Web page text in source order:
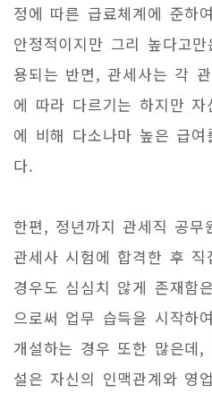
정에 따른 급료체계에 준하
안정적이지만 그리 높다고
용되는 반면, 관세사는 각
에 따라 다르기는 하지만
에 비해 다소나마 높은 급
다.
한편, 정년까지 관세직 공무
관세사 시험에 합격한 후 직
경우도 심심치 않게 존재함
으로써 업무 습득을 시작하
개설하는 경우 또한 많은데
설은 자신의 인맥관계와 영